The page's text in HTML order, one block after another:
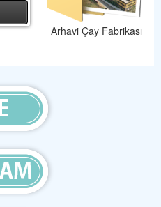
Arhavi Çay Fabrikası